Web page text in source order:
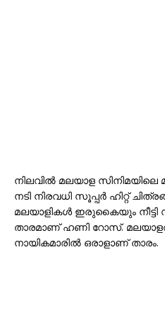
നിലവിൽ മലയാള സിനിമയിലെ
നടി നിരവധി സൂപ്പർ ഹിറ്റ്
മലയാളികൾ ഇരുകൈയും നീട്ടി
താരമാണ് ഹണി റോസ്.
നായികമാരിൽ ഒരാളാണ് താരം.